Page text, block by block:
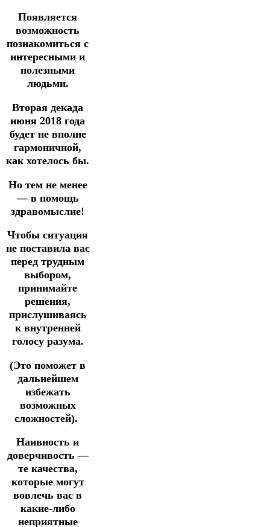
Появляется
возможность
познакомиться с
интересными и
полезными
людьми.
Вторая декада
июня 2018 года
будет не вполне
гармоничной,
как хотелось бы.
Но тем не менее
— в помощь
здравомыслие!
Чтобы ситуация
не поставила вас
перед трудным
выбором,
принимайте
решения,
прислушиваясь
к внутренней
голосу разума.
(Это поможет в
дальнейшем
избежать
возможных
сложностей).
Наивность и
доверчивость —
те качества,
которые могут
вовлечь вас в
какие-либо
неприятные